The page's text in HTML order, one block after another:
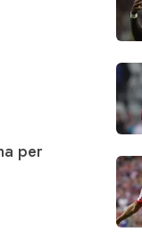
per